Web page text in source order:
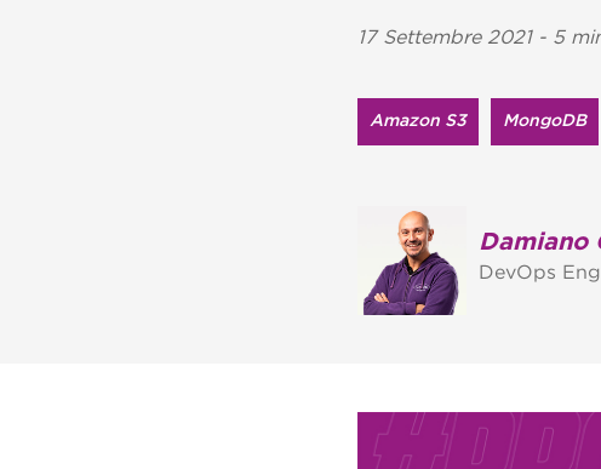
17 Settembre 2021 - 5
Amazon S3 MongoDB
Damiano
DevOps